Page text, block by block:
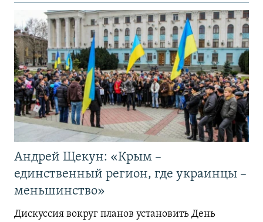
Андрей Щекун: «Крым –
единственный регион, где украинцы –
меньшинство»
Дискуссия вокруг планов установить День